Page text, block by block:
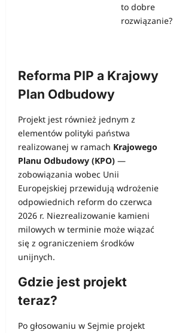
to dobre
rozwiązanie?
Reforma PIP a Krajowy
Plan Odbudowy
Projekt jest również jednym z
elementów polityki państwa
realizowanej w ramach Krajowego
Planu Odbudowy (KPO) —
zobowiązania wobec Unii
Europejskiej przewidują wdrożenie
odpowiednich reform do czerwca
2026 r. Niezrealizowanie kamieni
milowych w terminie może wiązać
się z ograniczeniem środków
unijnych.
Gdzie jest projekt
teraz?
Po głosowaniu w Sejmie projekt